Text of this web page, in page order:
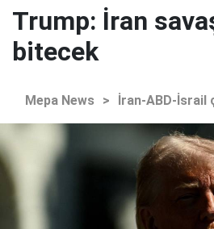
Trump: İran
bitecek
Mepa News > İran-ABD-İsrail